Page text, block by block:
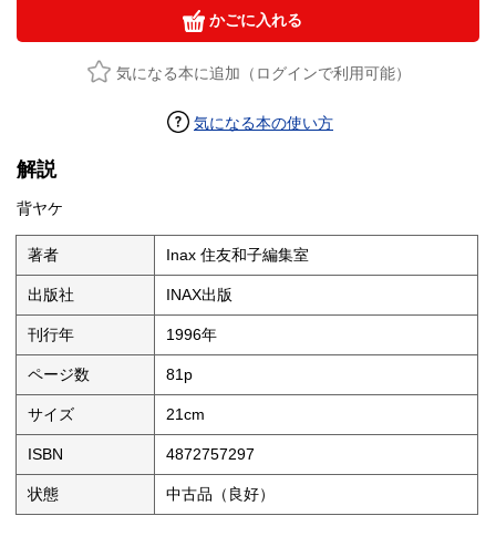
かごに入れる
気になる本に追加（ログインで利用可能）
気になる本の使い方
解説
背ヤケ
著者 Inax 住友和子編集室
出版社 INAX出版
刊行年 1996年
ページ数 81p
サイズ 21cm
ISBN 4872757297
状態 中古品（良好）